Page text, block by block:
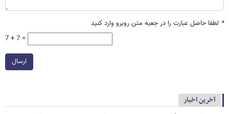
* لطفا حاصل عبارت را در جعبه متن روبرو وارد کنید
7 + 7 =
ارسال
آخرین اخبار